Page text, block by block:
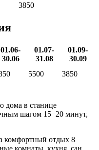
3850
01.06-
30.06
01.07-
31.08
01.09-
30.09
5500
3850
дома в станице
шагом 15−20 минут,
комфортный отдых 8
комнаты, кухня, сан.